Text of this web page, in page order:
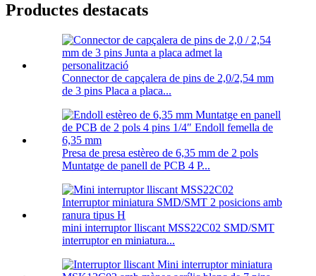
Productes destacats
Connector de capçalera de pins de 2,0/2,54 mm
de 3 pins Placa a placa...
Presa de presa estèreo de 6,35 mm de 2 pols
Muntatge de panell de PCB 4 P...
mini interruptor lliscant MSS22C02 SMD/SMT
interruptor en miniatura...